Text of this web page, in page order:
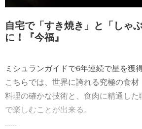
自宅で「すき焼き」と「しゃ
に！『今福』
ミシュランガイドで6年連続で星を獲
こちらでは、世界に誇れる究極の食
料理の確かな技術と、食肉に精通し
で楽しむことが出来る。
......